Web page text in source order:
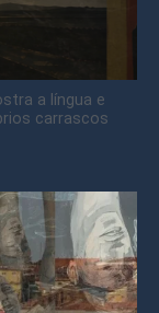
a língua e
carrascos